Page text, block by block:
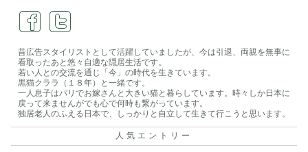
て
い
た・・・
は
昔広告スタイリストとして活躍していましたが、今は引退、両親を無事に
看取ったあと悠々自適な隠居生活です。
若い人との交流を通じ「今」の時代を生きています。
黒猫クララ（１８年）と一緒です。
一人息子はパリでお嫁さんと大きい猫と暮らしています。時々しか日本に
戻って来ませんがでも心で何時も繋がっています。
独居老人のふえる日本で、しっかりと自立して生きて行こうと思います。
人気エントリー